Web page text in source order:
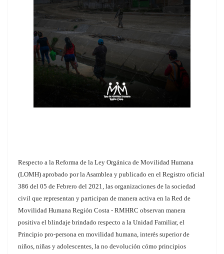
Respecto a la Reforma de la Ley Orgánica de Movilidad Humana
(LOMH) aprobado por la Asamblea y publicado en el Registro oficial
386 del 05 de Febrero del 2021, las organizaciones de la sociedad
civil que representan y participan de manera activa en la Red de
Movilidad Humana Región Costa - RMHRC observan manera
positiva el blindaje brindado respecto a la Unidad Familiar, el
Principio pro-persona en movilidad humana, interés superior de
niños, niñas y adolescentes, la no devolución cómo principios